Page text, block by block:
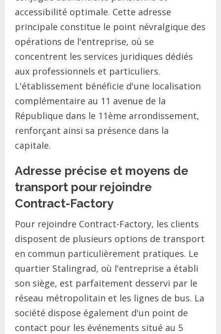
accessibilité optimale. Cette adresse
principale constitue le point névralgique des
opérations de l'entreprise, où se
concentrent les services juridiques dédiés
aux professionnels et particuliers.
L'établissement bénéficie d'une localisation
complémentaire au 11 avenue de la
République dans le 11ème arrondissement,
renforçant ainsi sa présence dans la
capitale.
Adresse précise et moyens de
transport pour rejoindre
Contract-Factory
Pour rejoindre Contract-Factory, les clients
disposent de plusieurs options de transport
en commun particulièrement pratiques. Le
quartier Stalingrad, où l'entreprise a établi
son siège, est parfaitement desservi par le
réseau métropolitain et les lignes de bus. La
société dispose également d'un point de
contact pour les événements situé au 5